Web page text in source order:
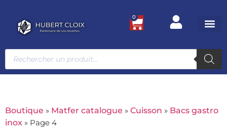
0
Boutique » Matfer catalogue » Cuisson » Bacs gastro
inox » Page 4